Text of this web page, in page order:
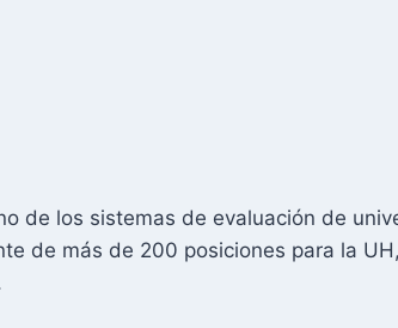
de los sistemas de evaluación de
de más de 200 posiciones para la